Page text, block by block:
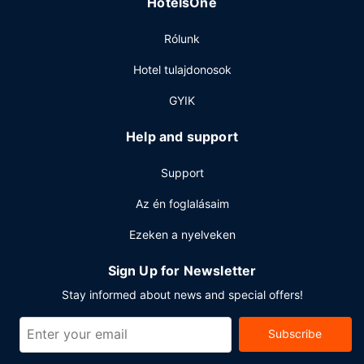
Hotel étkezési lehetőséget is biztosít. A helyi étterem
kóstolgatnod. Fújd ki magad egy itllal a nap végén a
szálláson található bár/társalgó vagy medence melletti bár
A szálláshelyen poggyászok tárolása lehetséges és lift is
igénybe vehető. Az autóval érkező vendégek számára
Rólunk
Hotel tulajdonosok
GYIK
Help and support
Support
Az én foglalásaim
Ezeken a nyelveken
Sign Up for Newsletter
Stay informed about news and special offers!
Subscribe